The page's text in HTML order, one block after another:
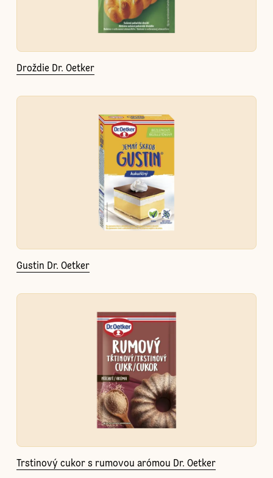
Droždie Dr. Oetker
Gustin Dr. Oetker
Trstinový cukor s rumovou arómou Dr. Oetker